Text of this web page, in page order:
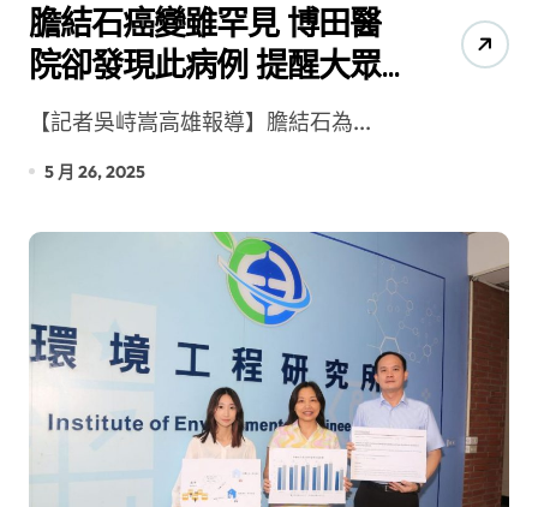
膽結石癌變雖罕見 博田醫
院卻發現此病例 提醒大眾
注意【記者吳峙嵩高雄報導】膽結石為...
5 月 26, 2025